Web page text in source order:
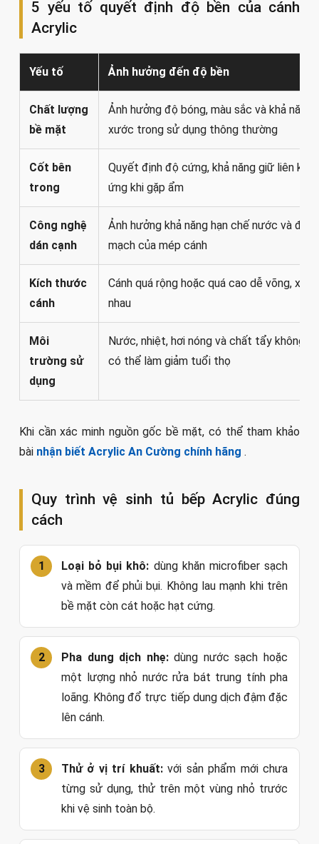
5 yếu tố quyết định độ bền của cánh
Acrylic
Yếu tố Ảnh hưởng đến độ bền
Chất lượng
bề mặt
Ảnh hưởng độ bóng, màu sắc và khả năng
xước trong sử dụng thông thường
Cốt bên
trong
Quyết định độ cứng, khả năng giữ liên kết
ứng khi gặp ẩm
Công nghệ
dán cạnh
Ảnh hưởng khả năng hạn chế nước và độ
mạch của mép cánh
Kích thước
cánh
Cánh quá rộng hoặc quá cao dễ võng, xệ
nhau
Môi
trường sử
dụng
Nước, nhiệt, hơi nóng và chất tẩy không
có thể làm giảm tuổi thọ
Khi cần xác minh nguồn gốc bề mặt, có thể tham khảo
bài nhận biết Acrylic An Cường chính hãng .
Quy trình vệ sinh tủ bếp Acrylic đúng
cách
Loại bỏ bụi khô: dùng khăn microfiber sạch
và mềm để phủi bụi. Không lau mạnh khi trên
bề mặt còn cát hoặc hạt cứng.
Pha dung dịch nhẹ:dùng nước sạch hoặc
một lượng nhỏ nước rửa bát trung tính pha
loãng. Không đổ trực tiếp dung dịch đậm đặc
lên cánh.
Thử ở vị trí khuất:với sản phẩm mới chưa
từng sử dụng, thử trên một vùng nhỏ trước
khi vệ sinh toàn bộ.